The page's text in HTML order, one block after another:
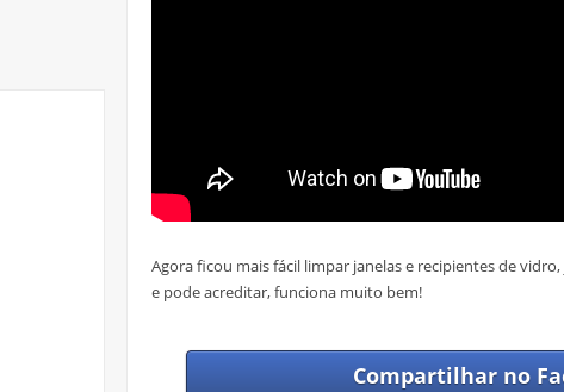
Agora ficou mais fácil limpar janelas e recipientes de
e pode acreditar, funciona muito bem!
Compartilhar no